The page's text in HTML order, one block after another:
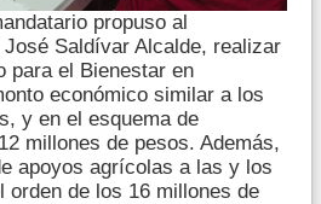
propuso al
Saldívar Alcalde, realizar
para el Bienestar en
económico similar a los
y en el esquema de
millones de pesos. Además,
apoyos agrícolas a las y los
orden de los 16 millones de